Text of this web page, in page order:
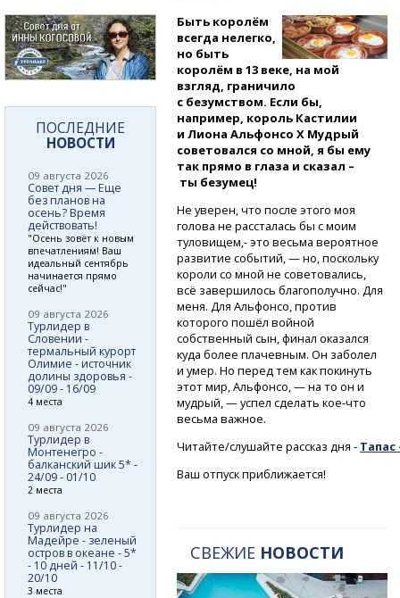
Быть королём
всегда нелегко,
но быть
королём в 13 веке, на мой
взгляд, граничило
с безумством. Если бы,
например, король Кастилии
и Лиона Альфонсо X Мудрый
советовался со мной, я бы ему
так прямо в глаза и сказал –
ты безумец!
Не уверен, что после этого моя
голова не рассталась бы с моим
туловищем,- это весьма вероятное
развитие событий, — но, поскольку
короли со мной не советовались,
всё завершилось благополучно. Для
меня. Для Альфонсо, против
которого пошёл войной
собственный сын, финал оказался
куда более плачевным. Он заболел
и умер. Но перед тем как покинуть
этот мир, Альфонсо, — на то он и
мудрый, — успел сделатькое-что
весьма важное.
Читайте/слушайтерассказдня -
Ваш отпуск приближается!
СВЕЖИЕ НОВОСТИ
ПОСЛЕДНИЕ
НОВОСТИ
09 августа 2026
Совет дня — Еще
без планов на
осень? Время
действовать!
"Осень зовёт к новым
впечатлениям! Ваш
идеальный сентябрь
начинается прямо
сейчас!"
09 августа 2026
Турлидер в
Словении -
термальный курорт
Олимие - источник
долины здоровья -
09/09 - 16/09
4 места
09 августа 2026
Турлидер в
Монтенегро -
балканский шик 5* -
24/09 - 01/10
2 места
09 августа 2026
Турлидер на
Мадейре - зеленый
остров в океане - 5*
- 10 дней - 11/10 -
20/10
3 места